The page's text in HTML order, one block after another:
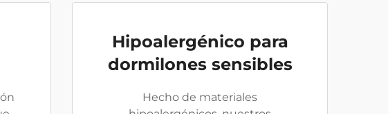
Hipoalergénico para
dormilones sensibles
Hecho de materiales